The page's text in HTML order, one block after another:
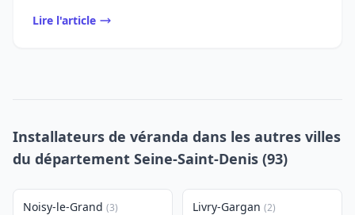
Lire l'article
Installateurs de véranda dans les autres villes
du département Seine-Saint-Denis (93)
Noisy-le-Grand (3) Livry-Gargan (2)